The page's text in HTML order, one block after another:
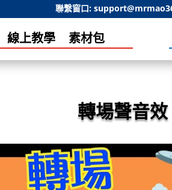
聯繫窗口:
線上教學 素材包
轉場聲音效